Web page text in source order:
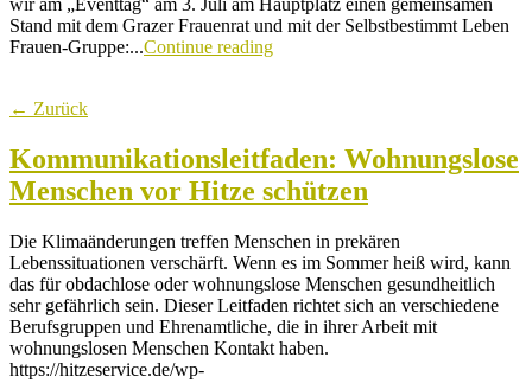
Stand mit dem Grazer Frauenrat und mit der Selbstbestimmt Leben
Frauen-Gruppe:...Continue reading
← Zurück
Kommunikationsleitfaden: Wohnungslose
Menschen vor Hitze schützen
Die Klimaänderungen treffen Menschen in prekären
Lebenssituationen verschärft. Wenn es im Sommer heiß wird, kann
das für obdachlose oder wohnungslose Menschen gesundheitlich
sehr gefährlich sein. Dieser Leitfaden richtet sich an verschiedene
Berufsgruppen und Ehrenamtliche, die in ihrer Arbeit mit
wohnungslosen Menschen Kontakt haben.
https://hitzeservice.de/wp-